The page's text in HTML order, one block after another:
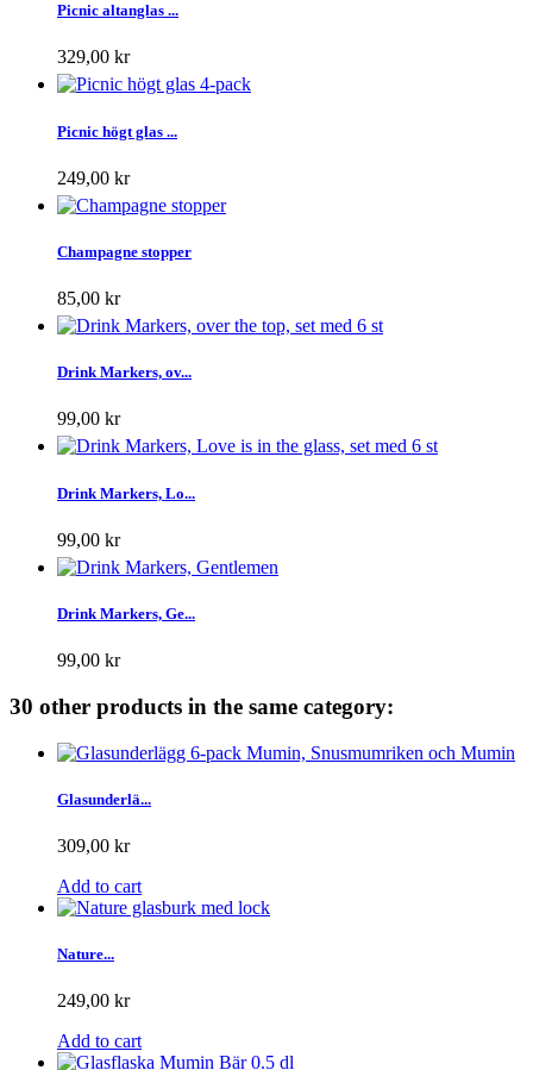
Picnic altanglas ...
329,00 kr
Picnic högt glas ...
249,00 kr
Champagne stopper
85,00 kr
Drink Markers, ov...
99,00 kr
Drink Markers, Lo...
99,00 kr
Drink Markers, Ge...
99,00 kr
30 other products in the same category:
Glasunderlä...
309,00 kr
Add to cart
Nature...
249,00 kr
Add to cart